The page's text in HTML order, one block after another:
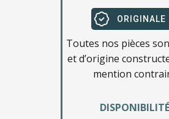
ORIGINALE
Toutes nos pièces
et d’origine
mention